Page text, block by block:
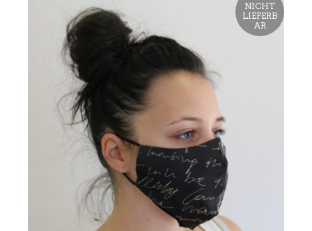
NICHT
LIEFERB
AR